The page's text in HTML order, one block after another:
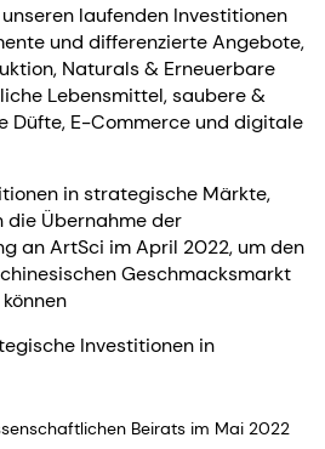
laufenden Investitionen
und differenzierte Angebote,
Naturals & Erneuerbare
Lebensmittel, saubere &
Düfte, E-Commerce und digitale
in strategische Märkte,
die Übernahme der
an ArtSci im April 2022, um den
Geschmacksmarkt
Investitionen in
Beirats im Mai 2022